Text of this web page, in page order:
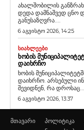
ახალშობილის
დედა დამნაშვედ ცნო
განუსაზღვრა....
6 აგვისტო 2026, 14:25
ᲡᲘᲐᲮᲚᲔᲔᲑᲘ
ᲮᲝᲑᲘᲡ
ᲓᲐᲘᲮᲠᲩᲝ
ხობის
დაიხრჩო. არსებული
შევიდნენ, რა დროსაც...
6 აგვისტო 2026, 13:37
მთავარი პოლიტიკა